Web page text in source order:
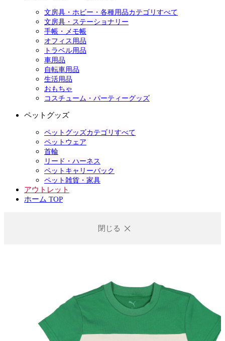
文房具・ホビー・各種用品カテゴリすべて
文房具・ステーショナリー
手帳・メモ帳
オフィス用品
トラベル用品
車用品
自転車用品
生活用品
おもちゃ
コスチューム・パーティーグッズ
ペットグッズ
ペットグッズカテゴリすべて
ペットウェア
首輪
リード・ハーネス
ペットキャリーバック
ペット雑貨・家具
アウトレット
ホーム TOP
閉じる